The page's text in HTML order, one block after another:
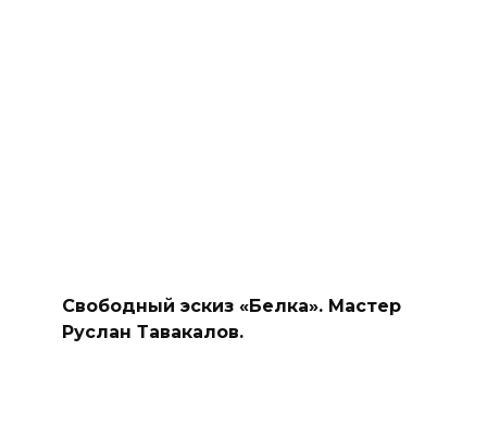
Свободный эскиз «Белка». Мастер
Руслан Тавакалов.